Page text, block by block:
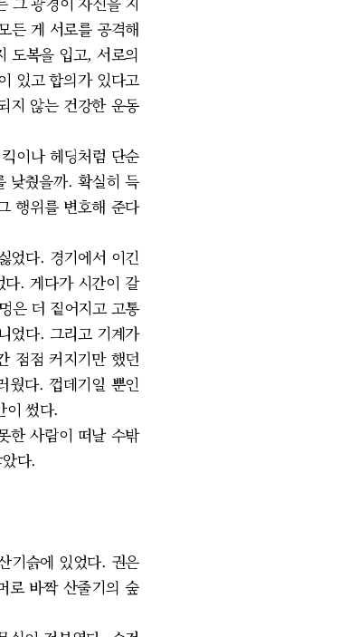
든 게 서로를 공격해
도복을 입고, 서로의
있고 합의가 있다고
지 않는 건강한 운동
이나 헤딩처럼 단순
낮췄을까. 확실히 득
행위를 변호해 준다
었다. 경기에서 이긴
. 게다가 시간이 갈
은 더 짙어지고 고통
었다. 그리고 기계가
점점 커지기만 했던
웠다. 껍데기일 뿐인
이 썼다.
한 사람이 떠날 수밖
다.
기슭에 있었다. 권은
로 바짝 산줄기의 숲